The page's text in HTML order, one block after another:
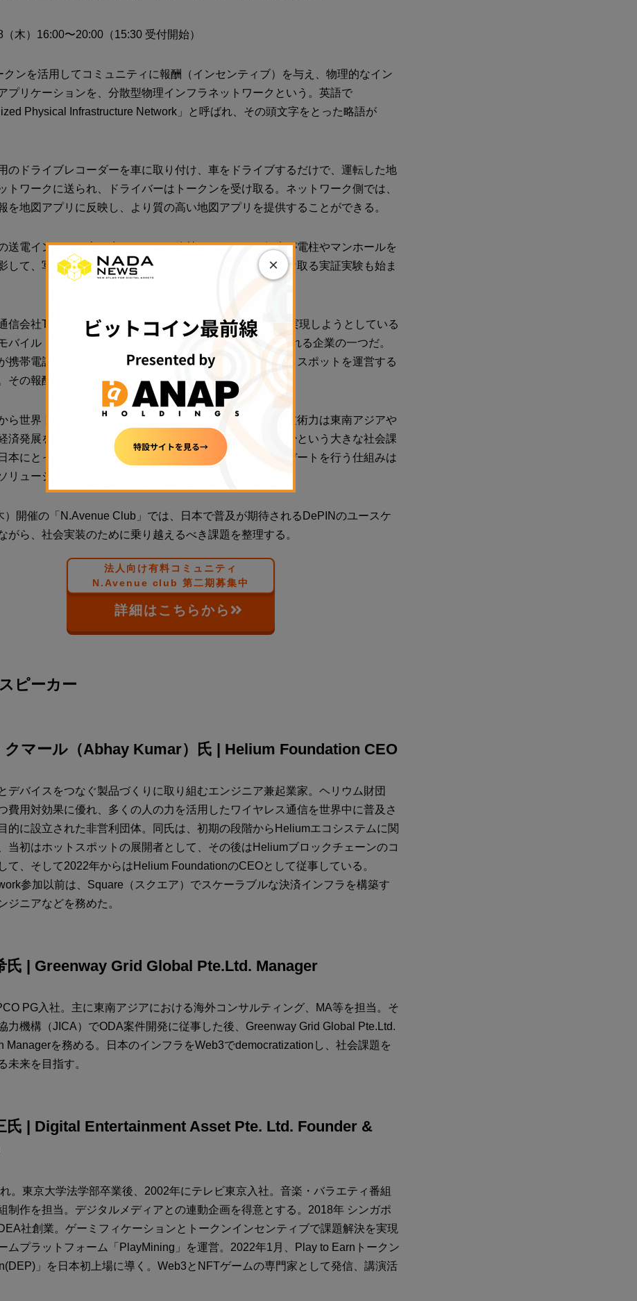
（木）16:00〜20:00（15:30 受付開始）
クンを活用してコミュニティに報酬（インセンティブ）を与え、物理的なイン
プリケーションを、分散型物理インフラネットワークという。英語で
Physical Infrastructure Network」と呼ばれ、その頭文字をとった略語が
のドライブレコーダーを車に取り付け、車をドライブするだけで、運転した地
トワークに送られ、ドライバーはトークンを受け取る。ネットワーク側では、
を地図アプリに反映し、より質の高い地図アプリを提供することができる。
送電インフラや上下水インフラを維持するために、個人が電柱やマンホールを
して、写真データを送ることでトークンなどの報酬を受け取る実証実験も始ま
信会社T-Mobileと連携し、5Gの通信サービスを分散的に実現しようとしている
バイル（Helium Mobile）も、DePINの分野で最も注目される企業の一つだ。
携帯電話の基地局の役割を果たし、通信インフラのホットスポットを運営する
その報酬はトークンで受け取ることができる。
ら世界トップクラスの社会インフラを構築し、その高い技術力は東南アジアや
済発展を後押ししてきた。しかし、少子高齢化と人口減少という大きな社会課
本にとって、市民が直接参加して社会インフラのアップデートを行う仕組みは
リューションかもしれない。
）開催の「N.Avenue Club」では、日本で普及が期待されるDePINのユースケ
がら、社会実装のために乗り越えるべき課題を整理する。
法人向け有料コミュニティ
N.Avenue club 第二期募集中
詳細はこちらから
ピーカー
クマール（Abhay Kumar）氏 | Helium Foundation CEO
デバイスをつなぐ製品づくりに取り組むエンジニア兼起業家。ヘリウム財団
費用対効果に優れ、多くの人の力を活用したワイヤレス通信を世界中に普及さ
的に設立された非営利団体。同氏は、初期の段階からHeliumエコシステムに関
当初はホットスポットの展開者として、その後はHeliumブロックチェーンのコ
て、そして2022年からはHelium FoundationのCEOとして従事している。
参加以前は、Square（スクエア）でスケーラブルな決済インフラを構築す
ジニアなどを務めた。
氏 | Greenway Grid Global Pte.Ltd. Manager
PG入社。主に東南アジアにおける海外コンサルティング、MA等を担当。そ
力機構（JICA）でODA案件開発に従事した後、Greenway Grid Global Pte.Ltd.
Managerを務める。日本のインフラをWeb3でdemocratizationし、社会課題を
未来を目指す。
氏 | Digital Entertainment Asset Pte. Ltd. Founder &
。東京大学法学部卒業後、2002年にテレビ東京入社。音楽・バラエティ番組
制作を担当。デジタルメディアとの連動企画を得意とする。2018年 シンガポ
社創業。ゲーミフィケーションとトークンインセンティブで課題解決を実現
ムプラットフォーム「PlayMining」を運営。2022年1月、Play to Earnトークン
」を日本初上場に導く。Web3とNFTゲームの専門家として発信、講演活
×